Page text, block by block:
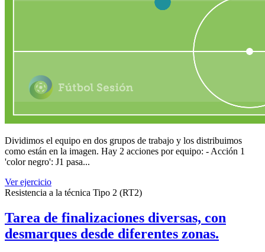
Dividimos el equipo en dos grupos de trabajo y los distribuimos
como están en la imagen. Hay 2 acciones por equipo: - Acción 1
'color negro': J1 pasa...
Ver ejercicio
Resistencia a la técnica Tipo 2 (RT2)
Tarea de finalizaciones diversas, con
desmarques desde diferentes zonas.